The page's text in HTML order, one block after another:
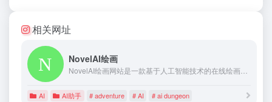
相关网址
NovelAI绘画
AI AI助手 # adventure # AI # ai dungeon